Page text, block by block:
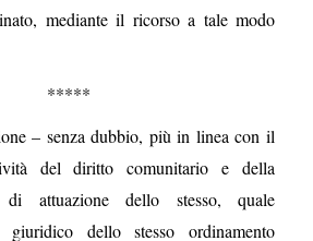
mediante il ricorso a tale modo
*****
– senza dubbio, più in linea con il
del diritto comunitario e della
di attuazione dello stesso, quale
giuridico dello stesso ordinamento